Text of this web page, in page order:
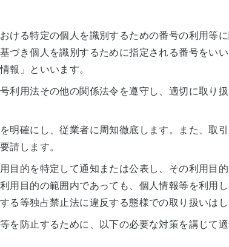
連企業さま向け 営業支援サイト
ポくん）
ける特定の個人を識別するための番号の利用等
づき個人を識別するために指定される番号をい
報」といいます。
利用法その他の関係法令を遵守し、適切に取り
明確にし、従業者に周知徹底します。また、取
請します。
目的を特定して通知または公表し、その利用目
用目的の範囲内であっても、個人情報等を利用
る等独占禁止法に違反する態様での取り扱いはし
を防止するために、以下の必要な対策を講じて